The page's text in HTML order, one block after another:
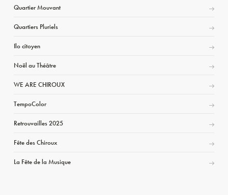
Quartier Mouvant
Quartiers Pluriels
Ilo citoyen
Noël au Théâtre
WE ARE CHIROUX
TempoColor
Retrouvailles 2025
Fête des Chiroux
La Fête de la Musique